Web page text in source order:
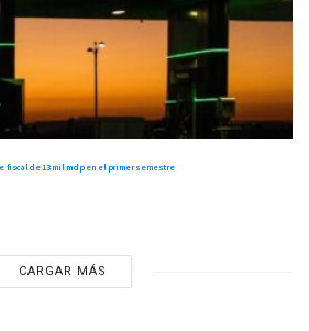
fiscal de 13 mil mdp en el primer semestre
CARGAR MÁS